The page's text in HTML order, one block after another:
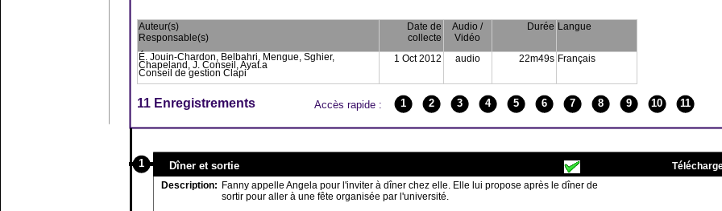
Auteur(s)
Responsable(s)
Date de
collecte
Audio /
Vidéo
Durée Langue
É. Jouin-Chardon, Belbahri, Mengue, Sghier,
Chapeland, J. Conseil, Ayat.a
Conseil de gestion Clapi
1 Oct 2012 audio 22m49s Français
11 Enregistrements 1 2 3 4 5 6 7 8 9 10 11
Accès rapide :
Description: Fanny appelle Angela pour l'inviter à dîner chez elle. Elle lui propose après le dîner de
sortir pour aller à une fête organisée par l'université.
Dîner et sortie
1